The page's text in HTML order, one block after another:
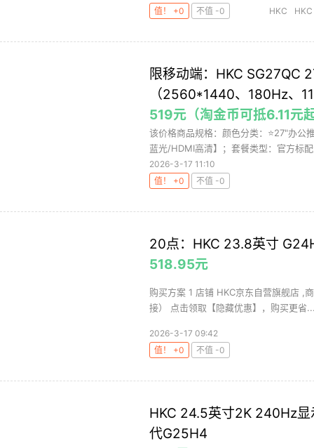
值！ +0
不值 -0 HKC
限移动端：HKC SG27QC
（2560*1440、180Hz、
519元（淘金币可抵6.11元
该价格商品规格：颜色分类：⭐27"办
蓝光/HDMI高清】；套餐类型：官方标
2026-3-17 11:10
值！ +0
不值 -0
20点：HKC 23.8英寸
518.95元
购买方案 1 店铺 HKC京东自营旗舰店 ,
接） 点击领取【隐藏优惠】，购买更省
2026-3-17 09:42
值！ +0
不值 -0
HKC 24.5英寸2K 240Hz
代G25H4